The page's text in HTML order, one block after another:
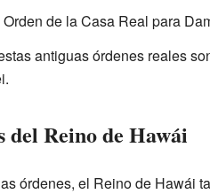
de la Casa Real para
antiguas órdenes reales
del Reino de Hawái
órdenes, el Reino de Hawái